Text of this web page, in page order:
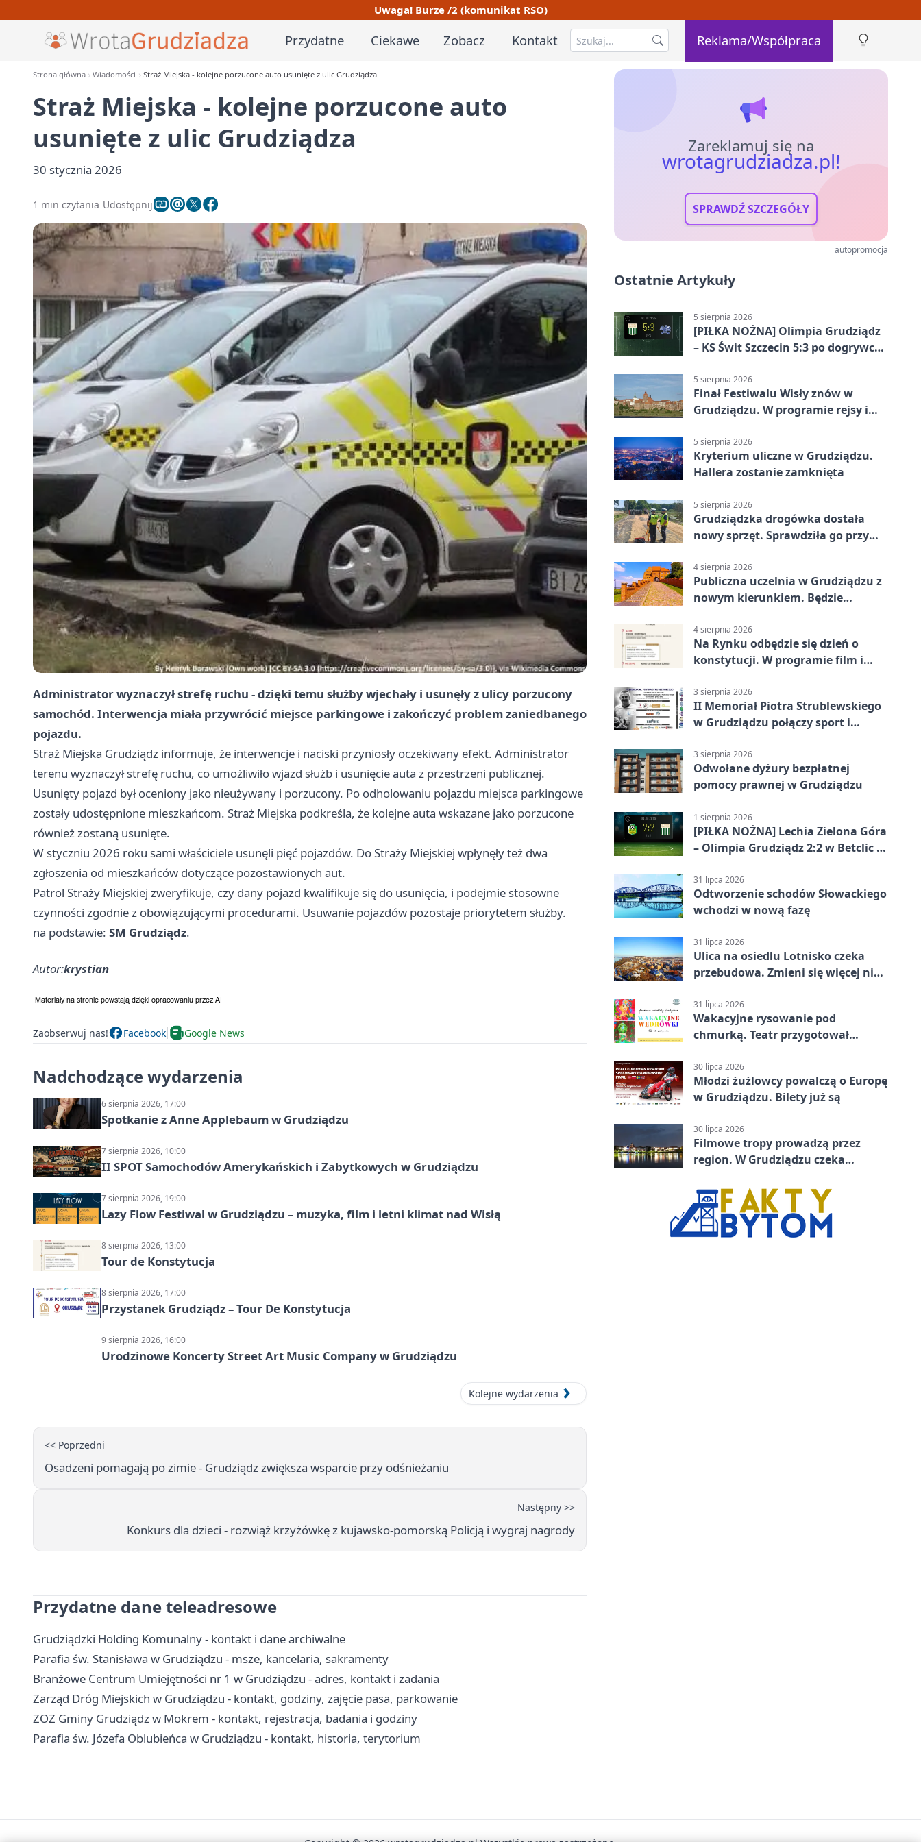
Uwaga! Burze /2 (komunikat RSO)
Przydatne Ciekawe Zobacz Kontakt Reklama/Współpraca
Strona główna Wiadomości Straż Miejska - kolejne porzucone auto usunięte z ulic Grudziądza
Straż Miejska - kolejne porzucone auto
usunięte z ulic Grudziądza
30 stycznia 2026
1 min czytania Udostępnij
Administrator wyznaczył strefę ruchu - dzięki temu służby wjechały i usunęły z ulicy porzucony
samochód. Interwencja miała przywrócić miejsce parkingowe i zakończyć problem zaniedbanego
pojazdu.
Straż Miejska Grudziądz informuje, że interwencje i naciski przyniosły oczekiwany efekt. Administrator
terenu wyznaczył strefę ruchu, co umożliwiło wjazd służb i usunięcie auta z przestrzeni publicznej.
Usunięty pojazd był oceniony jako nieużywany i porzucony. Po odholowaniu pojazdu miejsca parkingowe
zostały udostępnione mieszkańcom. Straż Miejska podkreśla, że kolejne auta wskazane jako porzucone
również zostaną usunięte.
W styczniu 2026 roku sami właściciele usunęli pięć pojazdów. Do Straży Miejskiej wpłynęły też dwa
zgłoszenia od mieszkańców dotyczące pozostawionych aut.
Patrol Straży Miejskiej zweryfikuje, czy dany pojazd kwalifikuje się do usunięcia, i podejmie stosowne
czynności zgodnie z obowiązującymi procedurami. Usuwanie pojazdów pozostaje priorytetem służby.
na podstawie: SM Grudziądz.
Autor:krystian
Zaobserwuj nas! Facebook Google News
Nadchodzące wydarzenia
6 sierpnia 2026, 17:00
Spotkanie z Anne Applebaum w Grudziądzu
7 sierpnia 2026, 10:00
II SPOT Samochodów Amerykańskich i Zabytkowych w Grudziądzu
7 sierpnia 2026, 19:00
Lazy Flow Festiwal w Grudziądzu – muzyka, film i letni klimat nad Wisłą
8 sierpnia 2026, 13:00
Tour de Konstytucja
8 sierpnia 2026, 17:00
Przystanek Grudziądz – Tour De Konstytucja
9 sierpnia 2026, 16:00
Urodzinowe Koncerty Street Art Music Company w Grudziądzu
Kolejne wydarzenia
<< Poprzedni
Osadzeni pomagają po zimie - Grudziądz zwiększa wsparcie przy odśnieżaniu
Następny >>
Konkurs dla dzieci - rozwiąż krzyżówkę z kujawsko-pomorską Policją i wygraj nagrody
Przydatne dane teleadresowe
Grudziądzki Holding Komunalny - kontakt i dane archiwalne
Parafia św. Stanisława w Grudziądzu - msze, kancelaria, sakramenty
Branżowe Centrum Umiejętności nr 1 w Grudziądzu - adres, kontakt i zadania
Zarząd Dróg Miejskich w Grudziądzu - kontakt, godziny, zajęcie pasa, parkowanie
ZOZ Gminy Grudziądz w Mokrem - kontakt, rejestracja, badania i godziny
Parafia św. Józefa Oblubieńca w Grudziądzu - kontakt, historia, terytorium
Zareklamuj się na
wrotagrudziadza.pl!
SPRAWDŹ SZCZEGÓŁY
autopromocja
Ostatnie Artykuły
5 sierpnia 2026
[PIŁKA NOŻNA] Olimpia Grudziądz
– KS Świt Szczecin 5:3 po dogrywce
odwrócili losy meczu
5 sierpnia 2026
Finał Festiwalu Wisły znów w
Grudziądzu. W programie rejsy i
5 sierpnia 2026
Kryterium uliczne w Grudziądzu.
Hallera zostanie zamknięta
5 sierpnia 2026
Grudziądzka drogówka dostała
nowy sprzęt. Sprawdziła go przy
4 sierpnia 2026
Publiczna uczelnia w Grudziądzu z
nowym kierunkiem. Będzie
4 sierpnia 2026
Na Rynku odbędzie się dzień o
konstytucji. W programie film i
3 sierpnia 2026
II Memoriał Piotra Strublewskiego
w Grudziądzu połączy sport i
3 sierpnia 2026
Odwołane dyżury bezpłatnej
pomocy prawnej w Grudziądzu
1 sierpnia 2026
[PIŁKA NOŻNA] Lechia Zielona Góra
– Olimpia Grudziądz 2:2 w Betclic 2.
końcówce
31 lipca 2026
Odtworzenie schodów Słowackiego
wchodzi w nową fazę
31 lipca 2026
Ulica na osiedlu Lotnisko czeka
przebudowa. Zmieni się więcej niż
31 lipca 2026
Wakacyjne rysowanie pod
chmurką. Teatr przygotował
30 lipca 2026
Młodzi żużlowcy powalczą o Europę
w Grudziądzu. Bilety już są
30 lipca 2026
Filmowe tropy prowadzą przez
region. W Grudziądzu czeka